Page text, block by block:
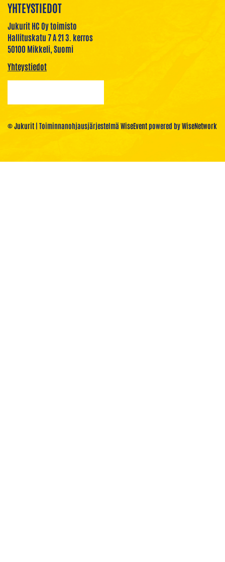
YHTEYSTIEDOT
Jukurit HC Oy toimisto
Hallituskatu 7 A 21 3. kerros
50100 Mikkeli, Suomi
Yhteystiedot
© Jukurit | Toiminnanohjausjärjestelmä WiseEventpowered byWiseNetwork